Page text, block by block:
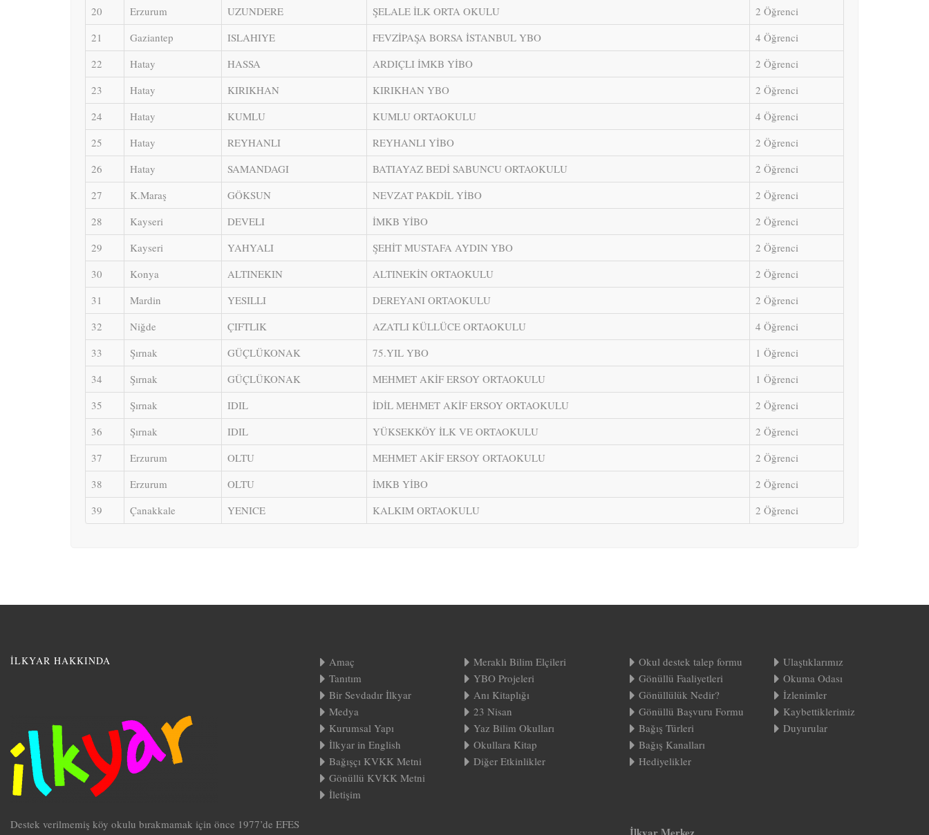
20
Erzurum UZUNDERE ŞELALE İLK ORTA OKULU
2 Öğrenci
21
Gaziantep ISLAHIYE FEVZİPAŞA BORSA İSTANBUL YBO
4 Öğrenci
22
Hatay HASSA ARDIÇLI İMKB YİBO
2 Öğrenci
23
Hatay KIRIKHAN KIRIKHAN YBO
2 Öğrenci
24
Hatay KUMLU KUMLU ORTAOKULU
4 Öğrenci
25
Hatay REYHANLI REYHANLI YİBO
2 Öğrenci
26
Hatay SAMANDAGI BATIAYAZ BEDİ SABUNCU ORTAOKULU
2 Öğrenci
27
K.Maraş GÖKSUN NEVZAT PAKDİL YİBO
2 Öğrenci
28
Kayseri DEVELI İMKB YİBO
2 Öğrenci
29
Kayseri YAHYALI ŞEHİT MUSTAFA AYDIN YBO
2 Öğrenci
30
Konya ALTINEKIN ALTINEKİN ORTAOKULU
2 Öğrenci
31
Mardin YESILLI DEREYANI ORTAOKULU
2 Öğrenci
32
Niğde ÇIFTLIK AZATLI KÜLLÜCE ORTAOKULU
4 Öğrenci
33
Şırnak GÜÇLÜKONAK 75.YIL YBO
1 Öğrenci
34
Şırnak GÜÇLÜKONAK MEHMET AKİF ERSOY ORTAOKULU
1 Öğrenci
35
Şırnak IDIL İDİL MEHMET AKİF ERSOY ORTAOKULU
2 Öğrenci
36
Şırnak IDIL YÜKSEKKÖY İLK VE ORTAOKULU
2 Öğrenci
37
Erzurum OLTU MEHMET AKİF ERSOY ORTAOKULU
2 Öğrenci
38
Erzurum OLTU İMKB YİBO
2 Öğrenci
39
Çanakkale YENICE KALKIM ORTAOKULU 2 Öğrenci
İLKYAR HAKKINDA
Destek verilmemiş köy okulu bırakmamak için önce 1977’de EFES
Amaç
Tanıtım
Bir Sevdadır İlkyar
Medya
Kurumsal Yapı
İlkyar in English
Bağışçı KVKK Metni
Gönüllü KVKK Metni
İletişim
Meraklı Bilim Elçileri
YBO Projeleri
Anı Kitaplığı
23 Nisan
Yaz Bilim Okulları
Okullara Kitap
Diğer Etkinlikler
Okul destek talep formu
Gönüllü Faaliyetleri
Gönüllülük Nedir?
Gönüllü Başvuru Formu
Bağış Türleri
Bağış Kanalları
Hediyelikler
Ulaştıklarımız
Okuma Odası
İzlenimler
Kaybettiklerimiz
Duyurular